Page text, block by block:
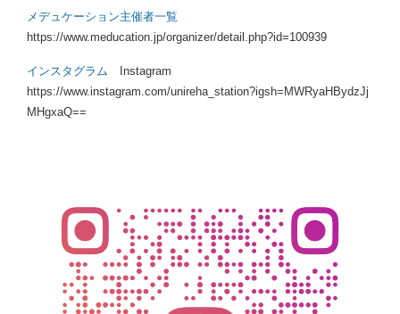
メデュケーション主催者一覧
https://www.meducation.jp/organizer/detail.php?id=100939
インスタグラム Instagram
https://www.instagram.com/unireha_station?igsh=MWRyaHBydzJj
MHgxaQ==